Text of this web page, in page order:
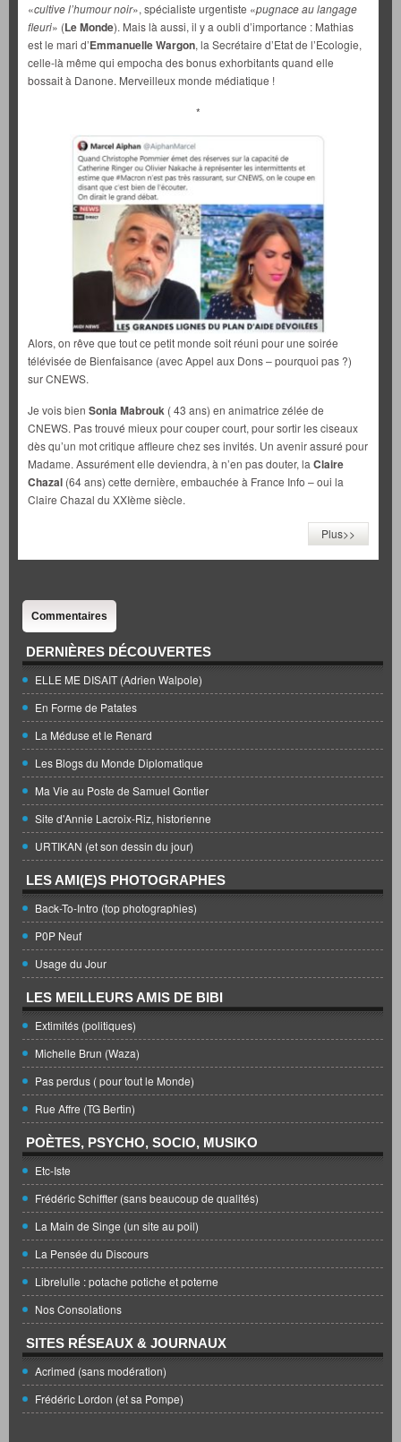
«cultive l’humour noir», spécialiste urgentiste «pugnace au langage
fleuri» (Le Monde). Mais là aussi, il y a oubli d’importance : Mathias
est le mari d’Emmanuelle Wargon, la Secrétaire d’Etat de l’Ecologie,
celle-là même qui empocha des bonus exhorbitants quand elle
bossait à Danone. Merveilleux monde médiatique !
*
Alors, on rêve que tout ce petit monde soit réuni pour une soirée
télévisée de Bienfaisance (avec Appel aux Dons – pourquoi pas ?)
sur CNEWS.
Je vois bien Sonia Mabrouk ( 43 ans) en animatrice zélée de
CNEWS. Pas trouvé mieux pour couper court, pour sortir les ciseaux
dès qu’un mot critique affleure chez ses invités. Un avenir assuré pour
Madame. Assurément elle deviendra, à n’en pas douter, la Claire
Chazal (64 ans) cette dernière, embauchée à France Info – oui la
Claire Chazal du XXIème siècle.
Plus>>
Commentaires
DERNIÈRES DÉCOUVERTES
ELLE ME DISAIT (Adrien Walpole)
En Forme de Patates
La Méduse et le Renard
Les Blogs du Monde Diplomatique
Ma Vie au Poste de Samuel Gontier
Site d'Annie Lacroix-Riz, historienne
URTIKAN (et son dessin du jour)
LES AMI(E)S PHOTOGRAPHES
Back-To-Intro (top photographies)
P0P Neuf
Usage du Jour
LES MEILLEURS AMIS DE BIBI
Extimités (politiques)
Michelle Brun (Waza)
Pas perdus ( pour tout le Monde)
Rue Affre (TG Bertin)
POÈTES, PSYCHO, SOCIO, MUSIKO
Etc-Iste
Frédéric Schiffter (sans beaucoup de qualités)
La Main de Singe (un site au poil)
La Pensée du Discours
Librelulle : potache potiche et poterne
Nos Consolations
SITES RÉSEAUX & JOURNAUX
Acrimed (sans modération)
Frédéric Lordon (et sa Pompe)